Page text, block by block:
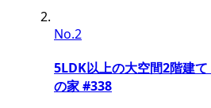
No.2
5LDK以上の大空間2階建
の家 #338